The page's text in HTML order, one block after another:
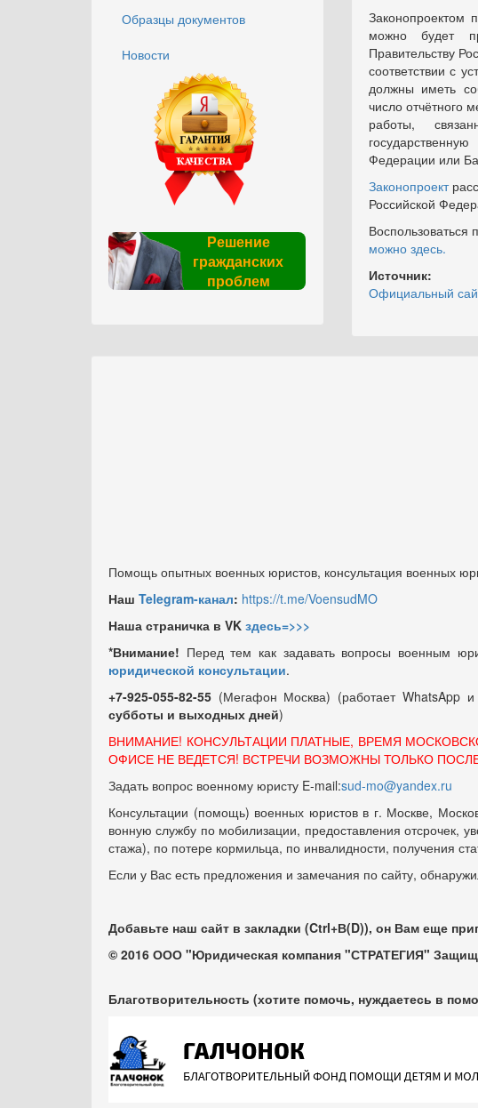
Образцы документов
Новости
Решение
гражданских
проблем
Законопроектом
можно будет
Правительству
соответствии с
должны иметь
число отчётного
работы,
Федерации или
Законопроект
Российской
Воспользоваться
можно здесь.
Источник:
Официальный
Помощь опытных военных юристов, консультация военных
Наш Telegram-канал: https://t.me/VoensudMO
Наша страничка в VK здесь=>>>
*Внимание! Перед тем как задавать вопросы военным
юридической консультации.
+7-925-055-82-55 (Мегафон Москва) (работает WhatsApp
субботы и выходных дней)
ВНИМАНИЕ! КОНСУЛЬТАЦИИ ПЛАТНЫЕ, ВРЕМЯ
ОФИСЕ НЕ ВЕДЕТСЯ! ВСТРЕЧИ ВОЗМОЖНЫ ТОЛЬКО
Задать вопрос военному юристу E-mail:sud-mo@yandex.ru
Консультации (помощь) военных юристов в г. Москве,
вонную службу по мобилизации, предоставления отсрочек,
стажа), по потере кормильца, по инвалидности, получения
Если у Вас есть предложения и замечания по сайту,
Добавьте наш сайт в закладки (Ctrl+В(D)), он Вам еще
© 2016 ООО "Юридическая компания "СТРАТЕГИЯ"
Благотворительность (хотите помочь, нуждаетесь в